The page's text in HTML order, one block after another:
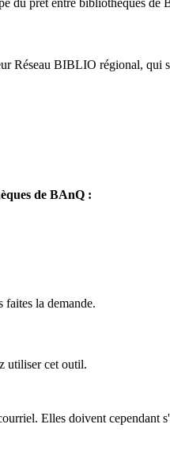
Réseau BIBLIO régional, qui
de BAnQ :
faites la demande.
utiliser cet outil.
Elles doivent cependant